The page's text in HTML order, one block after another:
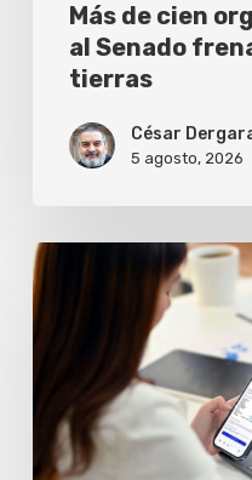
tierras
Más de cien
al Senado
tierras
César
5 agosto, 2026
Cómo
conseguir
la
digital
gratis